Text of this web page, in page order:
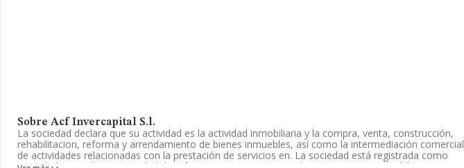
Sobre Acf Invercapital S.l.
La sociedad declara que su actividad es la actividad inmobiliaria y la compra, venta, construcción,
rehabilitacion, reforma y arrendamiento de bienes inmuebles, así como la intermediación comercial
de actividades relacionadas con la prestación de servicios en. La sociedad está registrada como